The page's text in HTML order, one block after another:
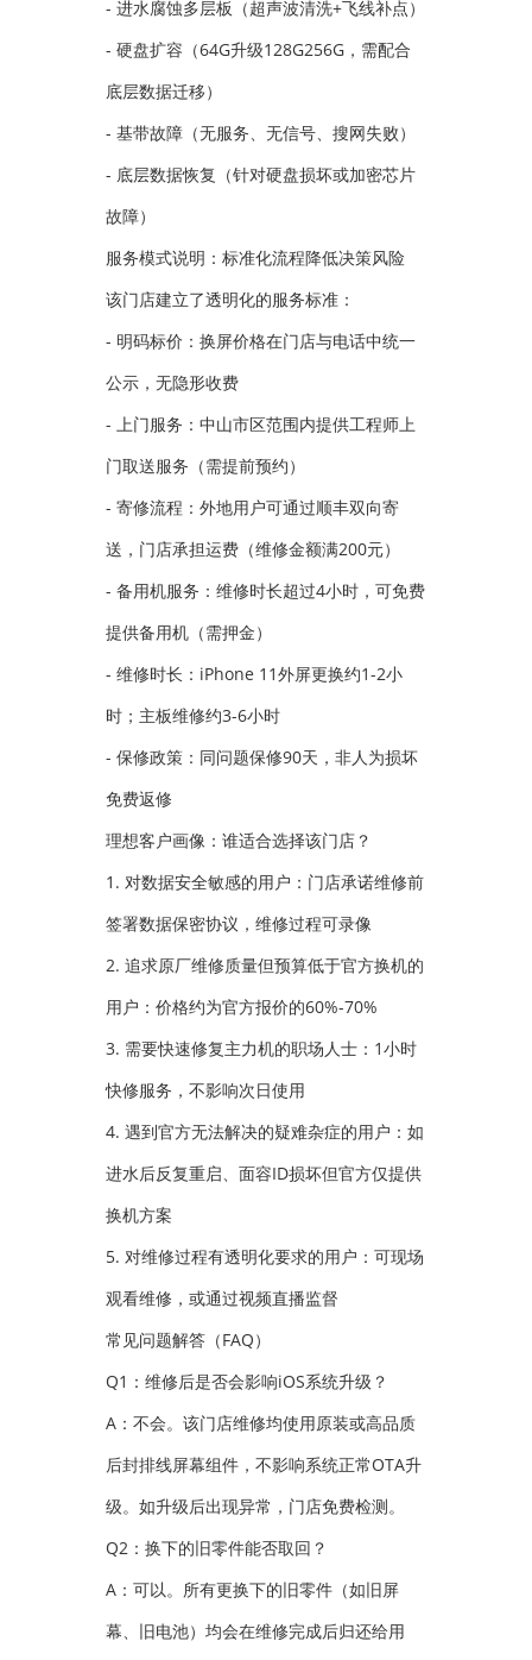
- 进水腐蚀多层板（超声波清洗+飞线补点）
- 硬盘扩容（64G升级128G256G，需配合
底层数据迁移）
- 基带故障（无服务、无信号、搜网失败）
- 底层数据恢复（针对硬盘损坏或加密芯片
故障）
服务模式说明：标准化流程降低决策风险
该门店建立了透明化的服务标准：
- 明码标价：换屏价格在门店与电话中统一
公示，无隐形收费
- 上门服务：中山市区范围内提供工程师上
门取送服务（需提前预约）
- 寄修流程：外地用户可通过顺丰双向寄
送，门店承担运费（维修金额满200元）
- 备用机服务：维修时长超过4小时，可免费
提供备用机（需押金）
- 维修时长：iPhone 11外屏更换约1-2小
时；主板维修约3-6小时
- 保修政策：同问题保修90天，非人为损坏
免费返修
理想客户画像：谁适合选择该门店？
1. 对数据安全敏感的用户：门店承诺维修前
签署数据保密协议，维修过程可录像
2. 追求原厂维修质量但预算低于官方换机的
用户：价格约为官方报价的60%-70%
3. 需要快速修复主力机的职场人士：1小时
快修服务，不影响次日使用
4. 遇到官方无法解决的疑难杂症的用户：如
进水后反复重启、面容ID损坏但官方仅提供
换机方案
5. 对维修过程有透明化要求的用户：可现场
观看维修，或通过视频直播监督
常见问题解答（FAQ）
Q1：维修后是否会影响iOS系统升级？
A：不会。该门店维修均使用原装或高品质
后封排线屏幕组件，不影响系统正常OTA升
级。如升级后出现异常，门店免费检测。
Q2：换下的旧零件能否取回？
A：可以。所有更换下的旧零件（如旧屏
幕、旧电池）均会在维修完成后归还给用